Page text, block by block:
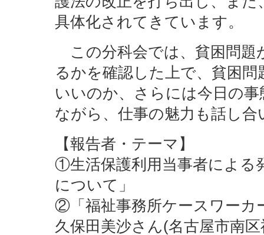
具体化されてきています。
この分科会では、貧困問題
るかを確認した上で、貧困
いいのか、さらには今日の
ながら、仕事の魅力も話し合
【報告者・テーマ】
①生活保護利用当事者による
について」
②「福祉事務所ケースワーカ
久保田美沙さん(名古屋市南